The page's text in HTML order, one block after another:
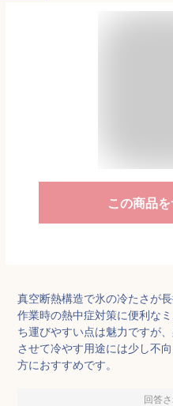
この商品
真空断熱構造で氷の冷たさが
作業時の熱中症対策に便利な
ち運びやすい点は魅力ですが
させて冷やす用途には少し不
方におすすめです。
回答